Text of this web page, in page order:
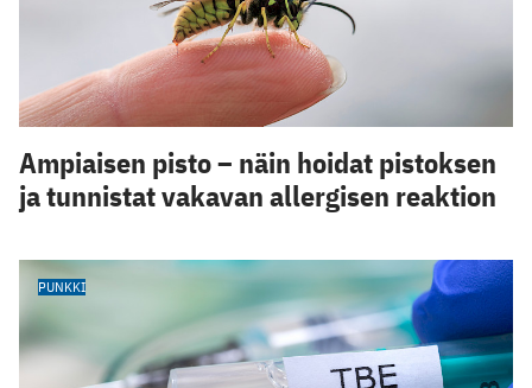
Ampiaisen pisto – näin hoidat pistoksen
ja tunnistat vakavan allergisen reaktion
PUNKKI